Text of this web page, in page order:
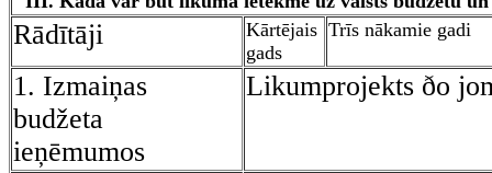
Rādītāji
Kārtējais
gads
Trīs nākamie gadi
1. Izmaiņas
budžeta
ieņēmumos
Likumprojekts ðo